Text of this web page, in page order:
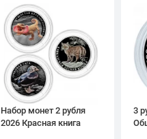
Набор монет 2 рубля
2026 Красная книга
3